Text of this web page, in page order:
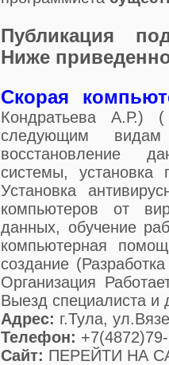
Публикация
Ниже
Скорая
Кондратьева А.Р.)
следующим
восстановление
системы, установка
Установка
компьютеров от
данных, обучение
компьютерная
создание
Организация
Выезд специалиста и
Адрес: г.Тула,
Телефон:
Сайт: ПЕРЕЙТИ НА